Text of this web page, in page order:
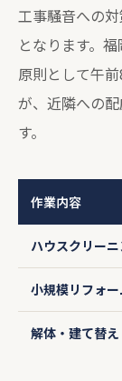
工事騒音への
となります。
原則として午
が、近隣への
す。
作業内容
ハウスクリー
小規模リフォ
解体・建て替え